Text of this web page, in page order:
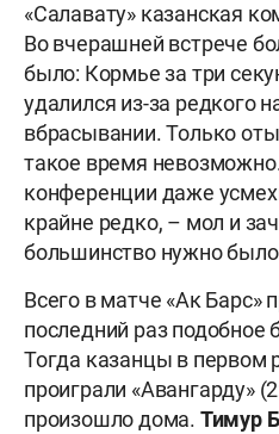
«Салавату» казанская
Во вчерашней встрече
было: Кормье за три
удалился из-за редкого
вбрасывании. Только
такое время
конференции даже
крайне редко, – мол и
большинство нужно
Всего в матче «Ак Барс»
последний раз подобное
Тогда казанцы в первом
проиграли «Авангарду»
произошло дома. Тимур